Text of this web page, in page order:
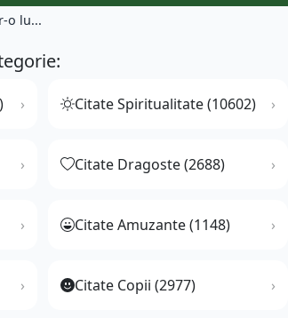
o lu...
Citate Spiritualitate (10602)
Citate Dragoste (2688)
Citate Amuzante (1148)
Citate Copii (2977)